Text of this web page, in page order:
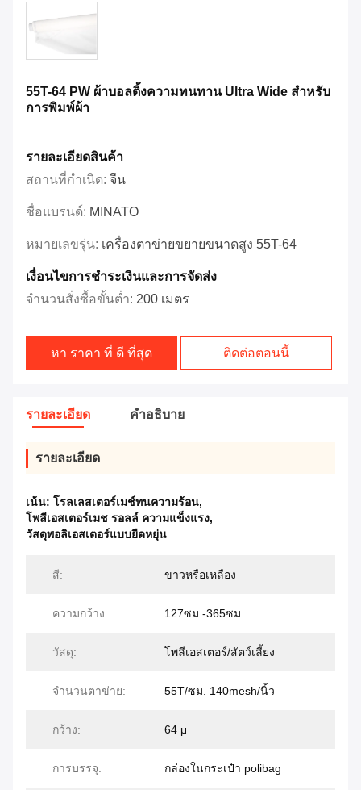
55T-64 PW ผ้าบอลติ้งความทนทาน Ultra Wide สําหรับ
การพิมพ์ผ้า
รายละเอียดสินค้า
สถานที่กำเนิด: จีน
ชื่อแบรนด์: MINATO
หมายเลขรุ่น: เครื่องตาข่ายขยายขนาดสูง 55T-64
เงื่อนไขการชําระเงินและการจัดส่ง
จำนวนสั่งซื้อขั้นต่ำ: 200 เมตร
หา ราคา ที่ ดี ที่สุด ติดต่อตอนนี้
รายละเอียด คําอธิบาย
รายละเอียด
เน้น: โรลเลสเตอร์เมช์ทนความร้อน,
โพลีเอสเตอร์เมช รอลล์ ความแข็งแรง,
วัสดุพอลิเอสเตอร์แบบยืดหยุ่น
สี: ขาวหรือเหลือง
ความกว้าง: 127ซม.-365ซม
วัสดุ: โพลีเอสเตอร์/สัตว์เลี้ยง
จำนวนตาข่าย: 55T/ซม. 140mesh/นิ้ว
กว้าง: 64 μ
การบรรจุ: กล่องในกระเป๋า polibag